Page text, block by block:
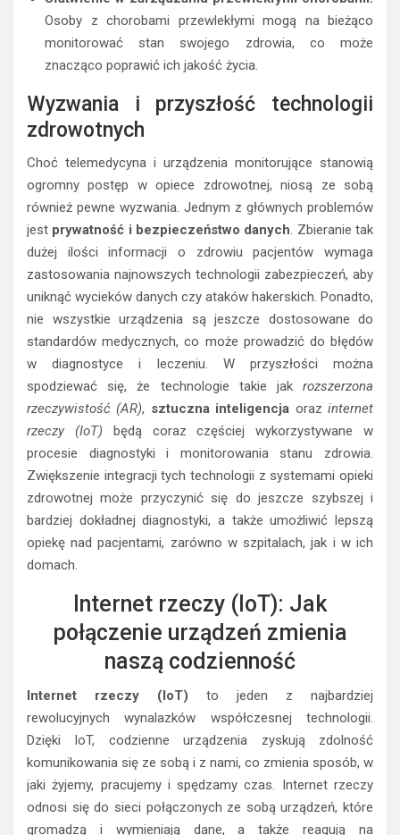
Osoby z chorobami przewlekłymi mogą na bieżąco
monitorować stan swojego zdrowia, co może
znacząco poprawić ich jakość życia.
Wyzwania i przyszłość technologii
zdrowotnych
Choć telemedycyna i urządzenia monitorujące stanowią
ogromny postęp w opiece zdrowotnej, niosą ze sobą
również pewne wyzwania. Jednym z głównych problemów
jest prywatność i bezpieczeństwo danych. Zbieranie tak
dużej ilości informacji o zdrowiu pacjentów wymaga
zastosowania najnowszych technologii zabezpieczeń, aby
uniknąć wycieków danych czy ataków hakerskich. Ponadto,
nie wszystkie urządzenia są jeszcze dostosowane do
standardów medycznych, co może prowadzić do błędów
w diagnostyce i leczeniu. W przyszłości można
spodziewać się, że technologie takie jak rozszerzona
rzeczywistość (AR), sztuczna inteligencja orazinternet
rzeczy (IoT) będą coraz częściej wykorzystywane w
procesie diagnostyki i monitorowania stanu zdrowia.
Zwiększenie integracji tych technologii z systemami opieki
zdrowotnej może przyczynić się do jeszcze szybszej i
bardziej dokładnej diagnostyki, a także umożliwić lepszą
opiekę nad pacjentami, zarówno w szpitalach, jak i w ich
domach.
Internet rzeczy (IoT): Jak
połączenie urządzeń zmienia
naszą codzienność
Internet rzeczy (IoT) to jeden z najbardziej
rewolucyjnych wynalazków współczesnej technologii.
Dzięki IoT, codzienne urządzenia zyskują zdolność
komunikowania się ze sobą i z nami, co zmienia sposób, w
jaki żyjemy, pracujemy i spędzamy czas. Internet rzeczy
odnosi się do sieci połączonych ze sobą urządzeń, które
gromadzą i wymieniają dane, a także reagują na